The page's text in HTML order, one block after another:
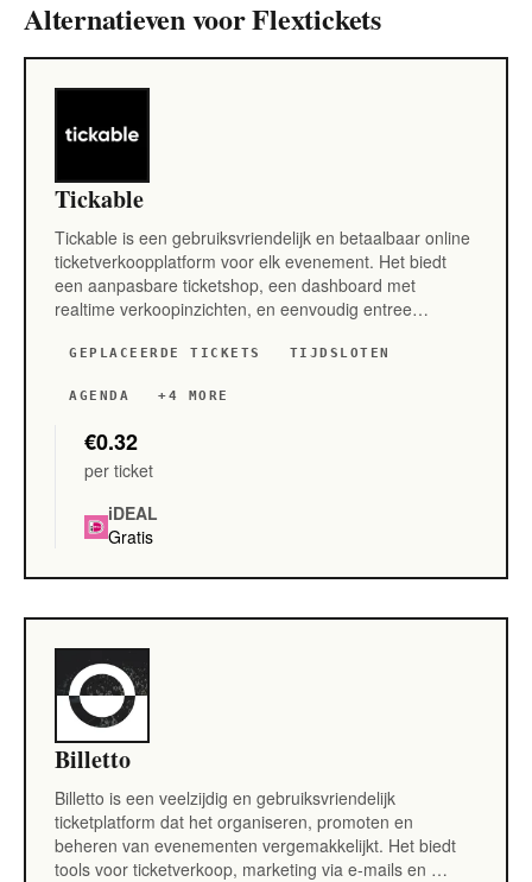
Alternatieven voor Flextickets
Tickable
Tickable is een gebruiksvriendelijk en betaalbaar online
ticketverkoopplatform voor elk evenement. Het biedt
een aanpasbare ticketshop, een dashboard met
realtime verkoopinzichten, en eenvoudig entree…
GEPLACEERDE TICKETS TIJDSLOTEN
AGENDA +4 MORE
€0.32
per ticket
iDEAL
Gratis
Billetto
Billetto is een veelzijdig en gebruiksvriendelijk
ticketplatform dat het organiseren, promoten en
beheren van evenementen vergemakkelijkt. Het biedt
tools voor ticketverkoop, marketing via e-mails en …